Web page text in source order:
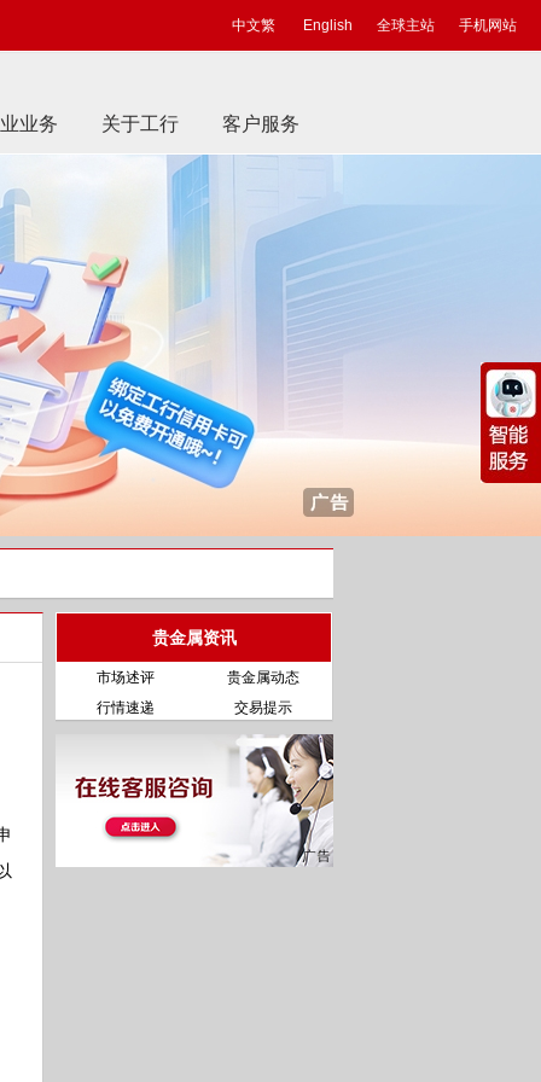
中文繁 English 全球主站 手机网站
业务 关于工行 客户服务
贵金属资讯
市场述评
贵金属动态
行情速递
交易提示